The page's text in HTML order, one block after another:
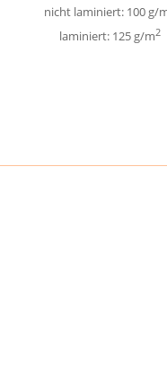
nicht laminiert: 100 g/
laminiert: 125 g/m2